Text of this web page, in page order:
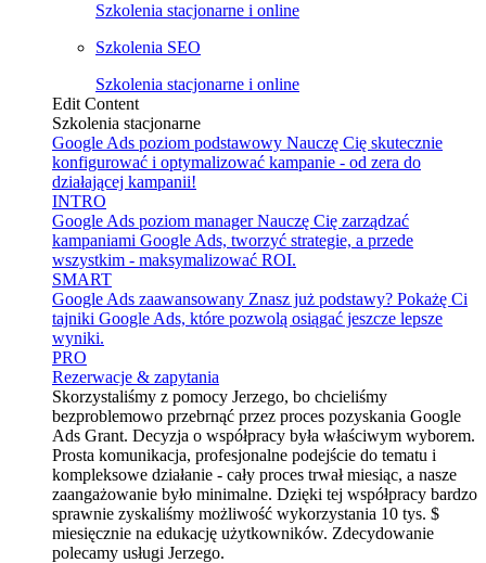
Szkolenia stacjonarne i online
Szkolenia SEO
Szkolenia stacjonarne i online
Edit Content
Szkolenia stacjonarne
Google Ads poziom podstawowy Nauczę Cię skutecznie
konfigurować i optymalizować kampanie - od zera do
działającej kampanii!
INTRO
Google Ads poziom manager Nauczę Cię zarządzać
kampaniami Google Ads, tworzyć strategie, a przede
wszystkim - maksymalizować ROI.
SMART
Google Ads zaawansowany Znasz już podstawy? Pokażę Ci
tajniki Google Ads, które pozwolą osiągać jeszcze lepsze
wyniki.
PRO
Rezerwacje & zapytania
Skorzystaliśmy z pomocy Jerzego, bo chcieliśmy
bezproblemowo przebrnąć przez proces pozyskania Google
Ads Grant. Decyzja o współpracy była właściwym wyborem.
Prosta komunikacja, profesjonalne podejście do tematu i
kompleksowe działanie - cały proces trwał miesiąc, a nasze
zaangażowanie było minimalne. Dzięki tej współpracy bardzo
sprawnie zyskaliśmy możliwość wykorzystania 10 tys. $
miesięcznie na edukację użytkowników. Zdecydowanie
polecamy usługi Jerzego.